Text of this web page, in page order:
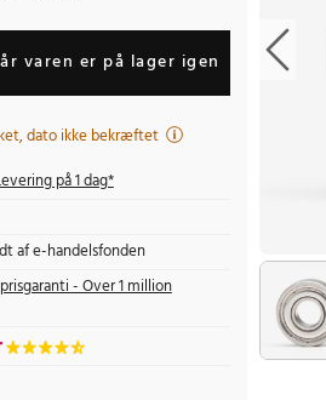
varen er på lager igen
dato ikke bekræftet
på 1 dag*
af e-handelsfonden
- Over 1 million